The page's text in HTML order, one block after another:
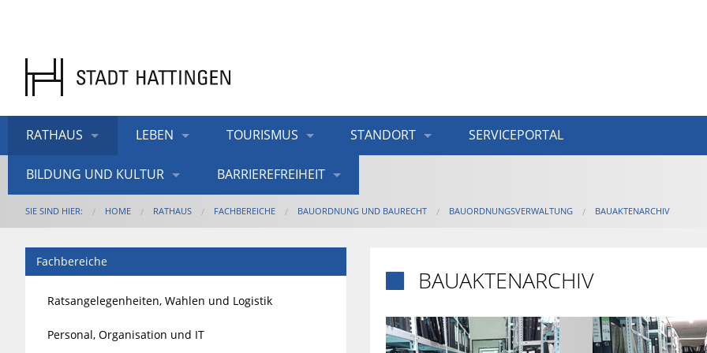
RATHAUS LEBEN TOURISMUS STANDORT SERVICEPORTAL
BILDUNG UND KULTUR BARRIEREFREIHEIT
SIE SIND HIER: HOME RATHAUS FACHBEREICHE BAUORDNUNG UND BAURECHT BAUORDNUNGSVERWALTUNG BAUAKTENARCHIV
BAUAKTENARCHIV
Fachbereiche
Ratsangelegenheiten, Wahlen und Logistik
Personal, Organisation und IT